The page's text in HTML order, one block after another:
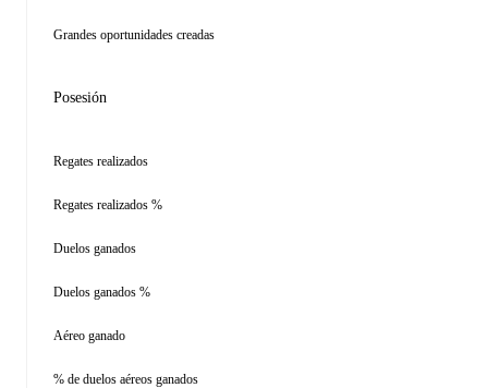
Grandes oportunidades creadas
Posesión
Regates realizados
Regates realizados %
Duelos ganados
Duelos ganados %
Aéreo ganado
% de duelos aéreos ganados